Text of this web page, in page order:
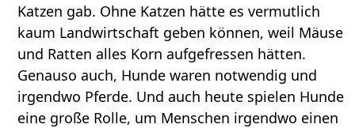
Katzen gab. Ohne Katzen hätte es vermutlich
kaum Landwirtschaft geben können, weil Mäuse
und Ratten alles Korn aufgefressen hätten.
Genauso auch, Hunde waren notwendig und
irgendwo Pferde. Und auch heute spielen Hunde
eine große Rolle, um Menschen irgendwo einen